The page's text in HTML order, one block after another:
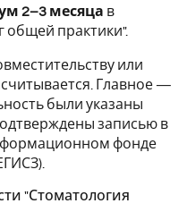
2–3 месяца в
общей практики".
или
Главное —
были указаны
записью в
фонде
"Стоматология